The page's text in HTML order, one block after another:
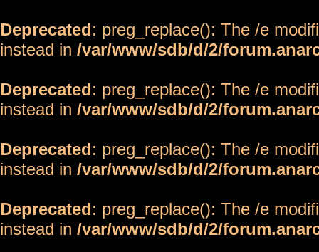
Deprecated: preg_replace(): The /e
instead in /var/www/sdb/d/2/
Deprecated: preg_replace(): The /e
instead in /var/www/sdb/d/2/
Deprecated: preg_replace(): The /e
instead in /var/www/sdb/d/2/
Deprecated: preg_replace(): The /e
instead in /var/www/sdb/d/2/